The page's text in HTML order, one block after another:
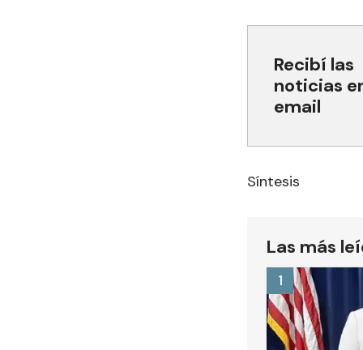
Recibí las
noticias
email
Síntesis
Las más
1